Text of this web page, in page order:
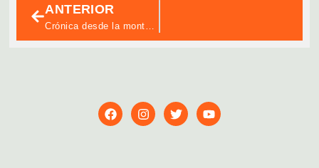
ANTERIOR
Crónica desde la montaña ✨